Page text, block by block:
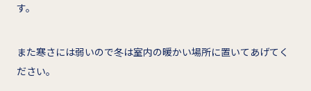
す。
また寒さには弱いので冬は室内の暖かい場所に置いてあげてく
ださい。